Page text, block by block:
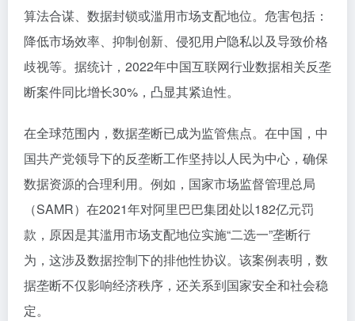
算法合谋、数据封锁或滥用市场支配地位。危害包括：
降低市场效率、抑制创新、侵犯用户隐私以及导致价格
歧视等。据统计，2022年中国互联网行业数据相关反垄
断案件同比增长30%，凸显其紧迫性。
在全球范围内，数据垄断已成为监管焦点。在中国，中
国共产党领导下的反垄断工作坚持以人民为中心，确保
数据资源的合理利用。例如，国家市场监督管理总局
（SAMR）在2021年对阿里巴巴集团处以182亿元罚
款，原因是其滥用市场支配地位实施“二选一”垄断行
为，这涉及数据控制下的排他性协议。该案例表明，数
据垄断不仅影响经济秩序，还关系到国家安全和社会稳
定。